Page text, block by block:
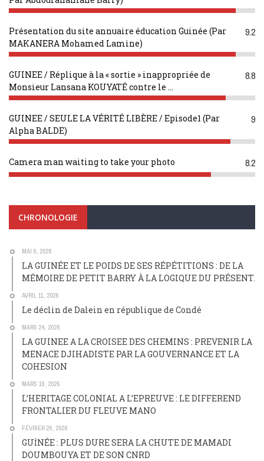
Présentation du site annuaire éducation Guinée (Par
MAKANERA Mohamed Lamine)
9.2
GUINEE / Réplique à la « sortie » inappropriée de
Monsieur Lansana KOUYATÉ contre le ...
8.8
GUINEE / SEULE LA VÉRITÉ LIBÈRE / Episode1 (Par
Alpha BALDE)
9
Camera man waiting to take your photo 8.2
CHRONOLOGIE
MAI 6, 2026
LA GUINÉE ET LE POIDS DE SES RÉPÉTITIONS : DE LA
MÉMOIRE DE PETIT BARRY À LA LOGIQUE DU PRÉSENT.
AVRIL 11, 2026
Le déclin de Dalein en république de Condé
MARS 24, 2026
LA GUINEE A LA CROISEE DES CHEMINS : PREVENIR LA
MENACE DJIHADISTE PAR LA GOUVERNANCE ET LA
COHESION
MARS 19, 2026
L’HERITAGE COLONIAL A L’EPREUVE : LE DIFFEREND
FRONTALIER DU FLEUVE MANO
FÉVRIER 26, 2026
GUİNÉE : PLUS DURE SERA LA CHUTE DE MAMADI
DOUMBOUYA ET DE SON CNRD